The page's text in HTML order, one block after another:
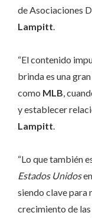
de Asociaciones
Lampitt.
“El contenido
brinda es una
como MLB,
y establecer
Lampitt.
“Lo que también
Estados Unidos
siendo clave para
crecimiento de